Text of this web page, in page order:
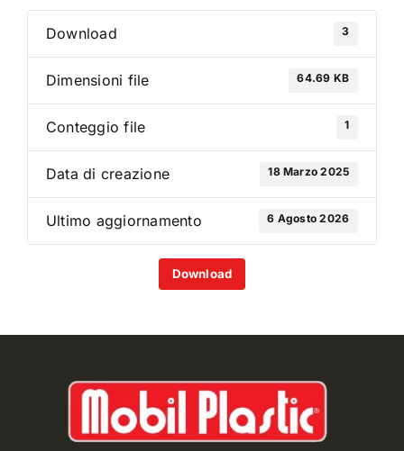
Download 3
Dimensioni file 64.69 KB
Conteggio file 1
Data di creazione 18 Marzo 2025
Ultimo aggiornamento 6 Agosto 2026
Download